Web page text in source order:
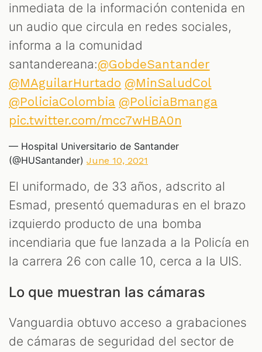
inmediata de la información contenida en
un audio que circula en redes sociales,
informa a la comunidad
santandereana:@GobdeSantander
@MAguilarHurtado @MinSaludCol
@PoliciaColombia @PoliciaBmanga
pic.twitter.com/mcc7wHBA0n
— Hospital Universitario de Santander
(@HUSantander) June 10, 2021
El uniformado, de 33 años, adscrito al
Esmad, presentó quemaduras en el brazo
izquierdo producto de una bomba
incendiaria que fue lanzada a la Policía en
la carrera 26 con calle 10, cerca a la UIS.
Lo que muestran las cámaras
Vanguardia obtuvo acceso a grabaciones
de cámaras de seguridad del sector de